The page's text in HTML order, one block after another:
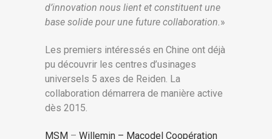
d’innovation nous lient et constituent une
base solide pour une future collaboration. »
Les premiers intéressés en Chine ont déjà
pu découvrir les centres d’usinages
universels 5 axes de Reiden. La
collaboration démarrera de manière active
dès 2015.
MSM – Willemin – Macodel Coopération